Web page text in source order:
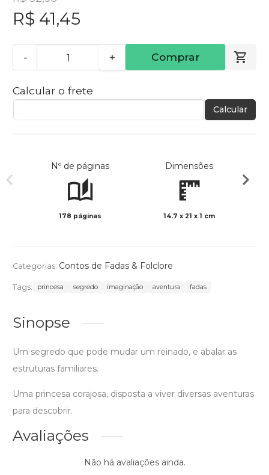
R$ 41,45
- + Comprar
Calcular o frete
Calcular
Nº de páginas
178 páginas
Dimensões
14.7 x 21 x 1 cm
Categorias: Contos de Fadas & Folclore
Tags: princesa segredo imaginação aventura fadas
Sinopse
Um segredo que pode mudar um reinado, e abalar as
estruturas familiares.
Uma princesa corajosa, disposta a viver diversas aventuras
para descobrir.
Avaliações
Não há avaliações ainda.